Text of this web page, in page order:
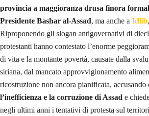
provincia a maggioranza drusa finora
Presidente Bashar al-Assad, ma anche a Idlib,
Riproponendo gli slogan antigovernativi di
protestanti hanno contestato l’enorme
di vita e la montante povertà, causate dalla
siriana, dal mancato approvvigionamento
ricostruzione non ancora pianificata, accusando
l’inefficienza e la corruzione di Assad e
negli ultimi anni i tentativi di protesta sul